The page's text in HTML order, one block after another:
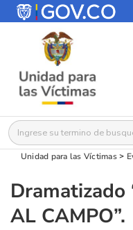
Buscar:
Unidad para las Víctimas>
Dramatizado
AL CAMPO”.